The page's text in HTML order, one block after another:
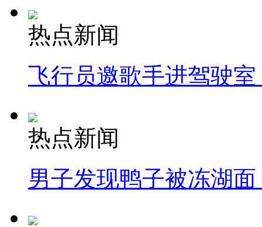
热点新闻
飞行员邀歌手进驾驶
热点新闻
男子发现鸭子被冻湖